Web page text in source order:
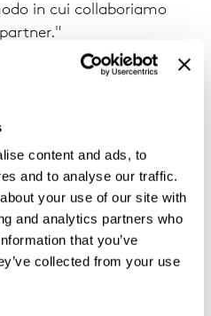
content and ads, to
and to analyse our traffic.
your use of our site with
and analytics partners who
that you’ve
collected from your use
in cui collaboriamo
Science
Initiative (SBTi) è
che consente alle
ambiziosi di
in linea con le più
sul clima.